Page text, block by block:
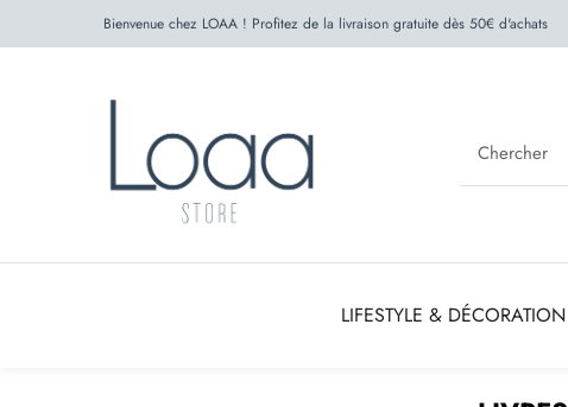
Bienvenue chez LOAA ! Profitez de la livraison gratuite dès 50€ d'achats
LIFESTYLE & DÉCORATION